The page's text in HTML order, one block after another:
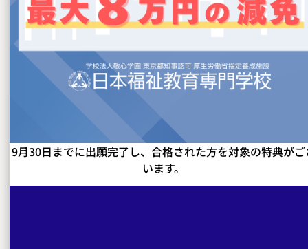
フォロー体制
全国平均を大きく上回る高い合格率
動画やテストで一人でも試験対策を進められるサポート
9月30日までに出願完了し、合格された方を対象の特典が
います。